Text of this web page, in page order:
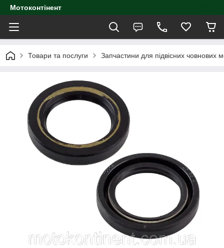
Мотоконтінент
Товари та послуги Запчастини для підвісних човнових